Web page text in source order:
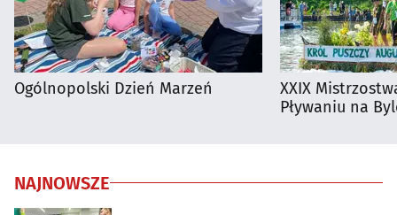
Ogólnopolski Dzień Marzeń
XXIX
Pływaniu na
NAJNOWSZE